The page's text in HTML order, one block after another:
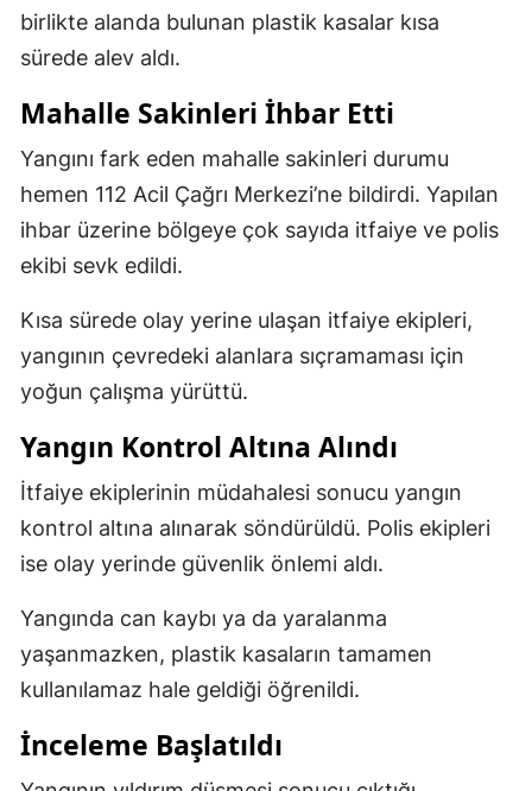
birlikte alanda bulunan plastik kasalar kısa
sürede alev aldı.
Mahalle Sakinleri İhbar Etti
Yangını fark eden mahalle sakinleri durumu
hemen 112 Acil Çağrı Merkezi’ne bildirdi. Yapılan
ihbar üzerine bölgeye çok sayıda itfaiye ve polis
ekibi sevk edildi.
Kısa sürede olay yerine ulaşan itfaiye ekipleri,
yangının çevredeki alanlara sıçramaması için
yoğun çalışma yürüttü.
Yangın Kontrol Altına Alındı
İtfaiye ekiplerinin müdahalesi sonucu yangın
kontrol altına alınarak söndürüldü. Polis ekipleri
ise olay yerinde güvenlik önlemi aldı.
Yangında can kaybı ya da yaralanma
yaşanmazken, plastik kasaların tamamen
kullanılamaz hale geldiği öğrenildi.
İnceleme Başlatıldı